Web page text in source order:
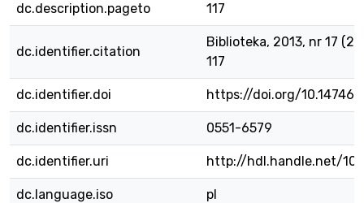
dc.description.pageto 117
dc.identifier.citation
Biblioteka, 2013, nr 17
117
dc.identifier.doi https://doi.org/10.14746/
dc.identifier.issn 0551-6579
dc.identifier.uri http://hdl.handle.net/
dc.language.iso pl